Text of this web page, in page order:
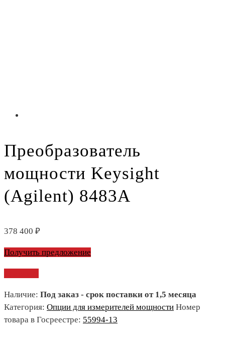
Преобразователь
мощности Keysight
(Agilent) 8483A
378 400 ₽
Получить предложение
Наличие: Под заказ - срок поставки от 1,5 месяца
Категория: Опции для измерителей мощности Номер
товара в Госреестре: 55994-13